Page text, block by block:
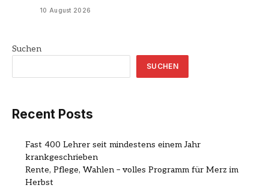
10 August 2026
Suchen
SUCHEN
Recent Posts
Fast 400 Lehrer seit mindestens einem Jahr
krankgeschrieben
Rente, Pflege, Wahlen – volles Programm für Merz im
Herbst